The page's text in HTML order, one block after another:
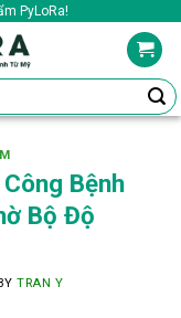
PyLoRa!
Bệnh
Bộ Độ
TRAN Y